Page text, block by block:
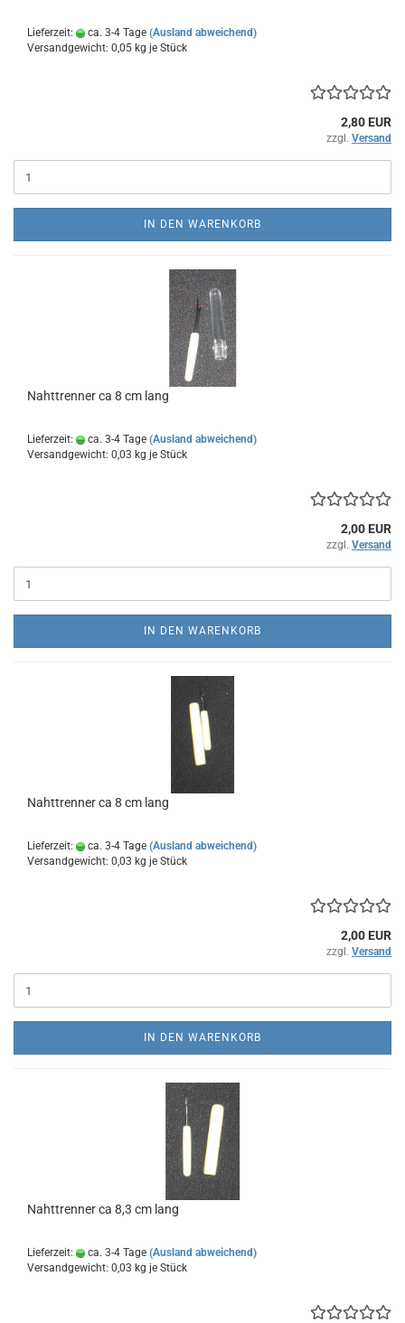
Lieferzeit: ca. 3-4 Tage (Ausland abweichend)
Versandgewicht: 0,05 kg je Stück
2,80 EUR
zzgl. Versand
IN DEN WARENKORB
Nahttrenner ca 8 cm lang
Lieferzeit: ca. 3-4 Tage (Ausland abweichend)
Versandgewicht: 0,03 kg je Stück
2,00 EUR
zzgl. Versand
IN DEN WARENKORB
Nahttrenner ca 8 cm lang
Lieferzeit: ca. 3-4 Tage (Ausland abweichend)
Versandgewicht: 0,03 kg je Stück
2,00 EUR
zzgl. Versand
IN DEN WARENKORB
Nahttrenner ca 8,3 cm lang
Lieferzeit: ca. 3-4 Tage (Ausland abweichend)
Versandgewicht: 0,03 kg je Stück